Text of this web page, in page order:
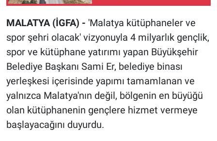
MALATYA (İGFA) - 'Malatya kütüphaneler ve
spor şehri olacak' vizyonuyla 4 milyarlık gençlik,
spor ve kütüphane yatırımı yapan Büyükşehir
Belediye Başkanı Sami Er, belediye binası
yerleşkesi içerisinde yapımı tamamlanan ve
yalnızca Malatya'nın değil, bölgenin en büyüğü
olan kütüphanenin gençlere hizmet vermeye
başlayacağını duyurdu.